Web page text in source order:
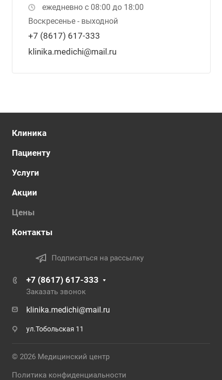
ежедневно с 08:00 до 18:00
Воскресенье - выходной
+7 (8617) 617-333
klinika.medichi@mail.ru
Клиника
Пациенту
Услуги
Акции
Цены
Контакты
Подписаться на рассылку
+7 (8617) 617-333
Заказать звонок
klinika.medichi@mail.ru
ул.Тобольская 11
© 2026 Медицинский центр
Политика конфиденциальности